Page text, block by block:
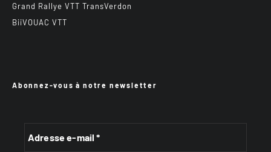
Grand Rallye VTT TransVerdon
BiiVOUAC VTT
Abonnez-vous à notre newsletter